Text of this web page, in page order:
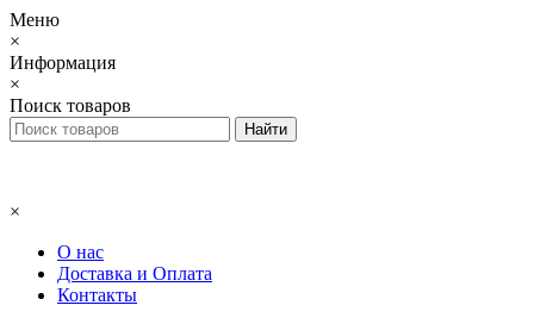
Меню
×
Информация
×
Поиск товаров
×
О нас
Доставка и Оплата
Контакты